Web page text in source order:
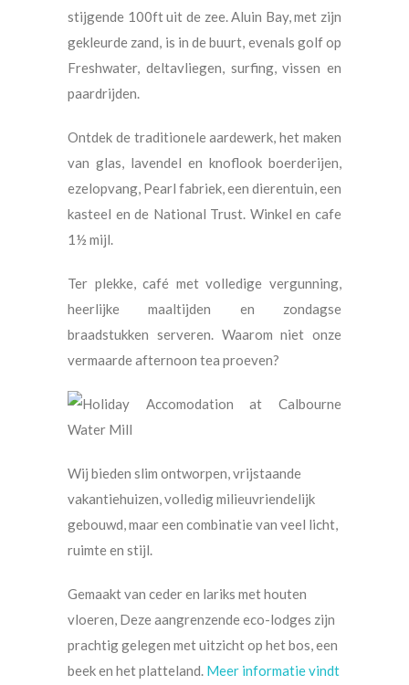
stijgende 100ft uit de zee. Aluin Bay, met zijn
gekleurde zand, is in de buurt, evenals golf op
Freshwater, deltavliegen, surfing, vissen en
paardrijden.
Ontdek de traditionele aardewerk, het maken
van glas, lavendel en knoflook boerderijen,
ezelopvang, Pearl fabriek, een dierentuin, een
kasteel en de National Trust. Winkel en cafe
1½ mijl.
Ter plekke, café met volledige vergunning,
heerlijke maaltijden en zondagse
braadstukken serveren. Waarom niet onze
vermaarde afternoon tea proeven?
Wij bieden slim ontworpen, vrijstaande
vakantiehuizen, volledig milieuvriendelijk
gebouwd, maar een combinatie van veel licht,
ruimte en stijl.
Gemaakt van ceder en lariks met houten
vloeren, Deze aangrenzende eco-lodges zijn
prachtig gelegen met uitzicht op het bos, een
beek en het platteland. Meer informatie vindt